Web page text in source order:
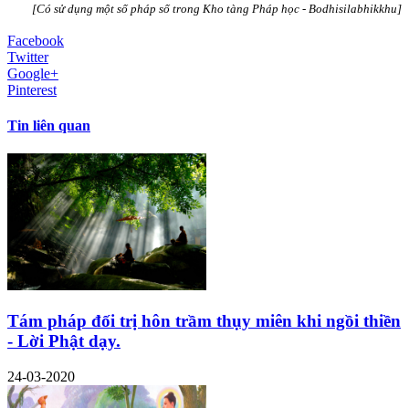
[Có sử dụng một số pháp số trong Kho tàng Pháp học - Bodhisilabhikkhu]
Facebook
Twitter
Google+
Pinterest
Tin liên quan
Tám pháp đối trị hôn trầm thụy miên khi ngồi thiền
- Lời Phật dạy.
24-03-2020